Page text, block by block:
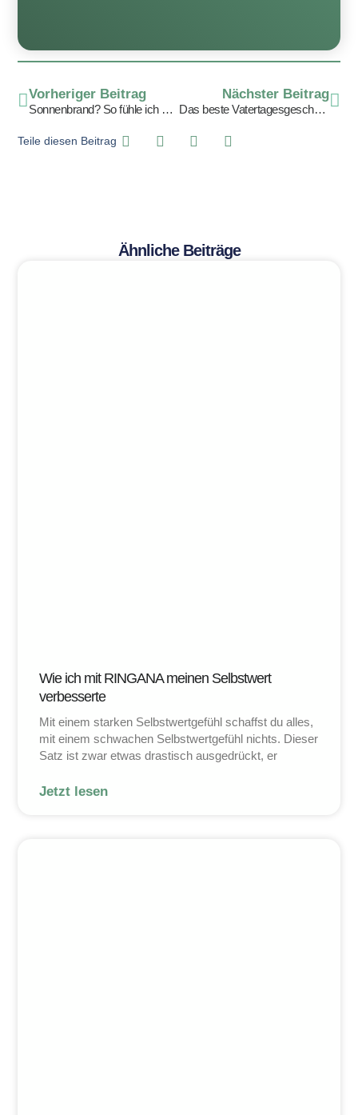
Vorheriger Beitrag
Sonnenbrand? So fühle ich mich im Sonnenschein gut vor der Sonne geschützt
Nächster Beitrag
Das beste Vatertagesgeschenk seit langem
Teile diesen Beitrag
Ähnliche Beiträge
Wie ich mit RINGANA meinen Selbstwert
verbesserte
Mit einem starken Selbstwertgefühl schaffst du alles,
mit einem schwachen Selbstwertgefühl nichts. Dieser
Satz ist zwar etwas drastisch ausgedrückt, er
Jetzt lesen